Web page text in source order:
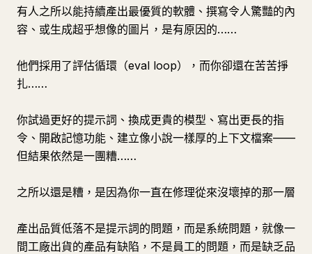
有人之所以能持續產出最優質的軟體、撰寫令人驚豔的內
容、或生成超乎想像的圖片，是有原因的……
他們採用了評估循環（eval loop），而你卻還在苦苦掙
扎……
你試過更好的提示詞、換成更貴的模型、寫出更長的指
令、開啟記憶功能、建立像小說一樣厚的上下文檔案——
但結果依然是一團糟……
之所以還是糟，是因為你一直在修理從來沒壞掉的那一層
產出品質低落不是提示詞的問題，而是系統問題，就像一
間工廠出貨的產品有缺陷，不是員工的問題，而是缺乏品